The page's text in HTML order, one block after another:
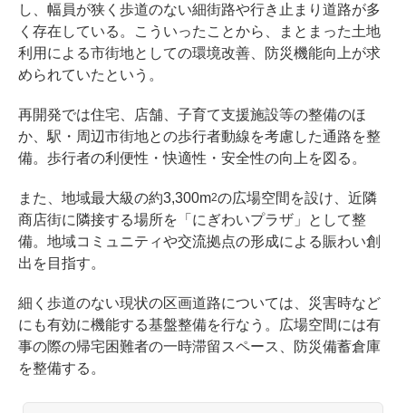
し、幅員が狭く歩道のない細街路や行き止まり道路が多
く存在している。こういったことから、まとまった土地
利用による市街地としての環境改善、防災機能向上が求
められていたという。
再開発では住宅、店舗、子育て支援施設等の整備のほ
か、駅・周辺市街地との歩行者動線を考慮した通路を整
備。歩行者の利便性・快適性・安全性の向上を図る。
また、地域最大級の約3,300m2の広場空間を設け、近隣
商店街に隣接する場所を「にぎわいプラザ」として整
備。地域コミュニティや交流拠点の形成による賑わい創
出を目指す。
細く歩道のない現状の区画道路については、災害時など
にも有効に機能する基盤整備を行なう。広場空間には有
事の際の帰宅困難者の一時滞留スペース、防災備蓄倉庫
を整備する。